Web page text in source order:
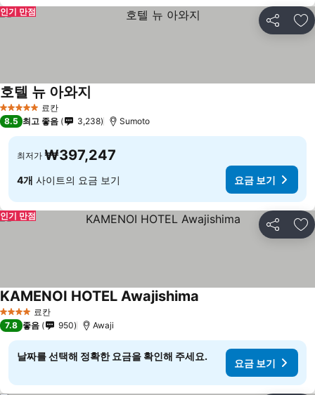
공유 즐
인기 만점
5 성급 료칸
호텔 뉴 아와지
8.5 최고 좋음 3,238 Sumoto
최저가 ₩397,247
4개 사이트의 요금 보기 요금 보기
공유 즐
인기 만점
4 성급 료칸
KAMENOI HOTEL Awajishima
7.8 좋음 950 Awaji
날짜를 선택해 정확한 요금을 확인해 주세요.
요금 보기